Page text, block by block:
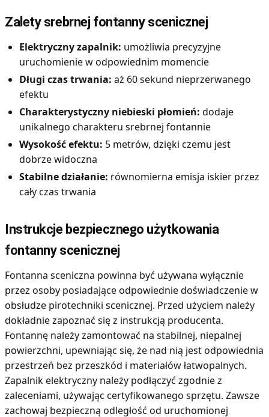
Zalety srebrnej fontanny scenicznej
Elektryczny zapalnik: umożliwia precyzyjne
uruchomienie w odpowiednim momencie
Długi czas trwania: aż 60 sekund nieprzerwanego
efektu
Charakterystyczny niebieski płomień: dodaje
unikalnego charakteru srebrnej fontannie
Wysokość efektu: 5 metrów, dzięki czemu jest
dobrze widoczna
Stabilne działanie: równomierna emisja iskier przez
cały czas trwania
Instrukcje bezpiecznego użytkowania
fontanny scenicznej
Fontanna sceniczna powinna być używana wyłącznie
przez osoby posiadające odpowiednie doświadczenie w
obsłudze pirotechniki scenicznej. Przed użyciem należy
dokładnie zapoznać się z instrukcją producenta.
Fontannę należy zamontować na stabilnej, niepalnej
powierzchni, upewniając się, że nad nią jest odpowiednia
przestrzeń bez przeszkód i materiałów łatwopalnych.
Zapalnik elektryczny należy podłączyć zgodnie z
zaleceniami, używając certyfikowanego sprzętu. Zawsze
zachowaj bezpieczną odległość od uruchomionej